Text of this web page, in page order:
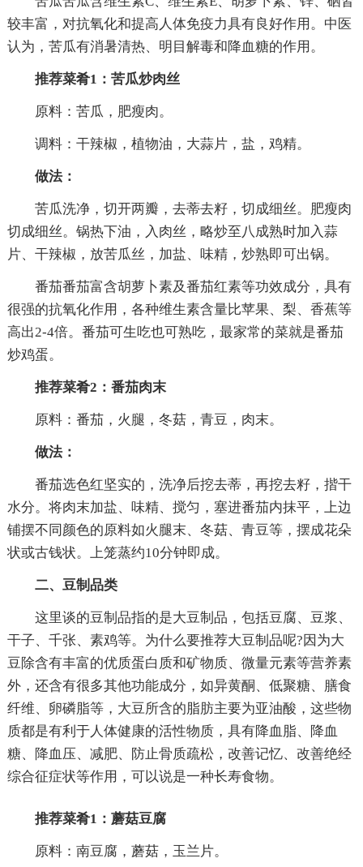
较丰富，对抗氧化和提高人体免疫力具有良好作用。中医
认为，苦瓜有消暑清热、明目解毒和降血糖的作用。
推荐菜肴1：苦瓜炒肉丝
原料：苦瓜，肥瘦肉。
调料：干辣椒，植物油，大蒜片，盐，鸡精。
做法：
苦瓜洗净，切开两瓣，去蒂去籽，切成细丝。肥瘦肉
切成细丝。锅热下油，入肉丝，略炒至八成熟时加入蒜
片、干辣椒，放苦瓜丝，加盐、味精，炒熟即可出锅。
番茄番茄富含胡萝卜素及番茄红素等功效成分，具有
很强的抗氧化作用，各种维生素含量比苹果、梨、香蕉等
高出2-4倍。番茄可生吃也可熟吃，最家常的菜就是番茄
炒鸡蛋。
推荐菜肴2：番茄肉末
原料：番茄，火腿，冬菇，青豆，肉末。
做法：
番茄选色红坚实的，洗净后挖去蒂，再挖去籽，揩干
水分。将肉末加盐、味精、搅匀，塞进番茄内抹平，上边
铺摆不同颜色的原料如火腿末、冬菇、青豆等，摆成花朵
状或古钱状。上笼蒸约10分钟即成。
二、豆制品类
这里谈的豆制品指的是大豆制品，包括豆腐、豆浆、
干子、千张、素鸡等。为什么要推荐大豆制品呢?因为大
豆除含有丰富的优质蛋白质和矿物质、微量元素等营养素
外，还含有很多其他功能成分，如异黄酮、低聚糖、膳食
纤维、卵磷脂等，大豆所含的脂肪主要为亚油酸，这些物
质都是有利于人体健康的活性物质，具有降血脂、降血
糖、降血压、减肥、防止骨质疏松，改善记忆、改善绝经
综合征症状等作用，可以说是一种长寿食物。
推荐菜肴1：蘑菇豆腐
原料：南豆腐，蘑菇，玉兰片。